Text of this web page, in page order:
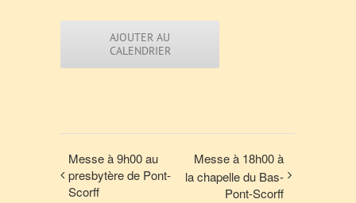
AJOUTER AU
CALENDRIER
Messe à 9h00 au
presbytère de Pont-
Scorff
Messe à 18h00 à
la chapelle du Bas-
Pont-Scorff